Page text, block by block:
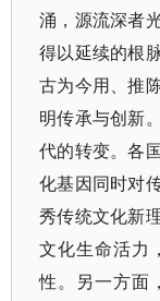
涌，源流深者
得以延续的根
古为今用、推
明传承与创新
代的转变。各
化基因同时对
秀传统文化新
文化生命活力
性。另一方面